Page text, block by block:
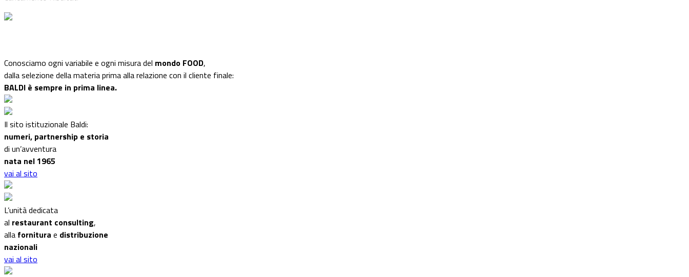
Conosciamo ogni variabile e ogni misura del mondo FOOD,
dalla selezione della materia prima alla relazione con il cliente finale:
BALDI è sempre in prima linea.
Il sito istituzionale Baldi:
numeri, partnership e storia
di un’avventura
nata nel 1965
vai al sito
L’unità dedicata
al restaurant consulting,
alla fornitura e distribuzione
nazionali
vai al sito